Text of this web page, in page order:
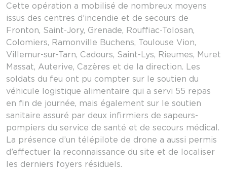
Cette opération a mobilisé de nombreux moyens
issus des centres d’incendie et de secours de
Fronton, Saint-Jory, Grenade, Rouffiac-Tolosan,
Colomiers, Ramonville Buchens, Toulouse Vion,
Villemur-sur-Tarn, Cadours, Saint-Lys, Rieumes, Muret
Massat, Auterive, Cazères et de la direction. Les
soldats du feu ont pu compter sur le soutien du
véhicule logistique alimentaire qui a servi 55 repas
en fin de journée, mais également sur le soutien
sanitaire assuré par deux infirmiers de sapeurs-
pompiers du service de santé et de secours médical.
La présence d’un télépilote de drone a aussi permis
d’effectuer la reconnaissance du site et de localiser
les derniers foyers résiduels.